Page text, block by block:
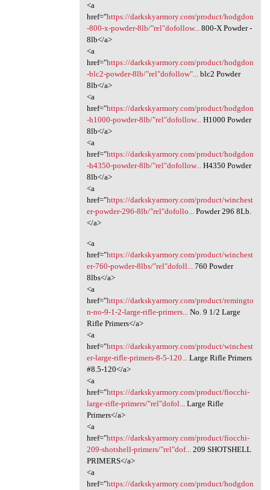
<a
href="https://darkskyarmory.com/product/hodgdon
-800-x-powder-8lb/"rel"dofollow...
800-X Powder -
8lb</a>
<a
href="https://darkskyarmory.com/product/hodgdon
-blc2-powder-8lb/"rel"dofollow"...
blc2 Powder
8lb</a>
<a
href="https://darkskyarmory.com/product/hodgdon
-h1000-powder-8lb/"rel"dofollow...
H1000 Powder
8lb</a>
<a
href="https://darkskyarmory.com/product/hodgdon
-h4350-powder-8lb/"rel"dofollow...
H4350 Powder
8lb</a>
<a
href="https://darkskyarmory.com/product/winchest
er-powder-296-8lb/"rel"dofollo...
Powder 296 8Lb.
</a>
<a
href="https://darkskyarmory.com/product/winchest
er-760-powder-8lbs/"rel"dofoll...760 Powder
8lbs</a>
<a
href="https://darkskyarmory.com/product/remingto
n-no-9-1-2-large-rifle-primers...No. 9 1/2 Large
Rifle Primers</a>
<a
href="https://darkskyarmory.com/product/winchest
er-large-rifle-primers-8-5-120...Large Rifle Primers
#8.5-120</a>
<a
href="https://darkskyarmory.com/product/fiocchi-
large-rifle-primers/"rel"dofol...Large Rifle
Primers</a>
<a
href="https://darkskyarmory.com/product/fiocchi-
209-shotshell-primers/"rel"dof...209 SHOTSHELL
PRIMERS</a>
<a
href="https://darkskyarmory.com/product/hodgdon